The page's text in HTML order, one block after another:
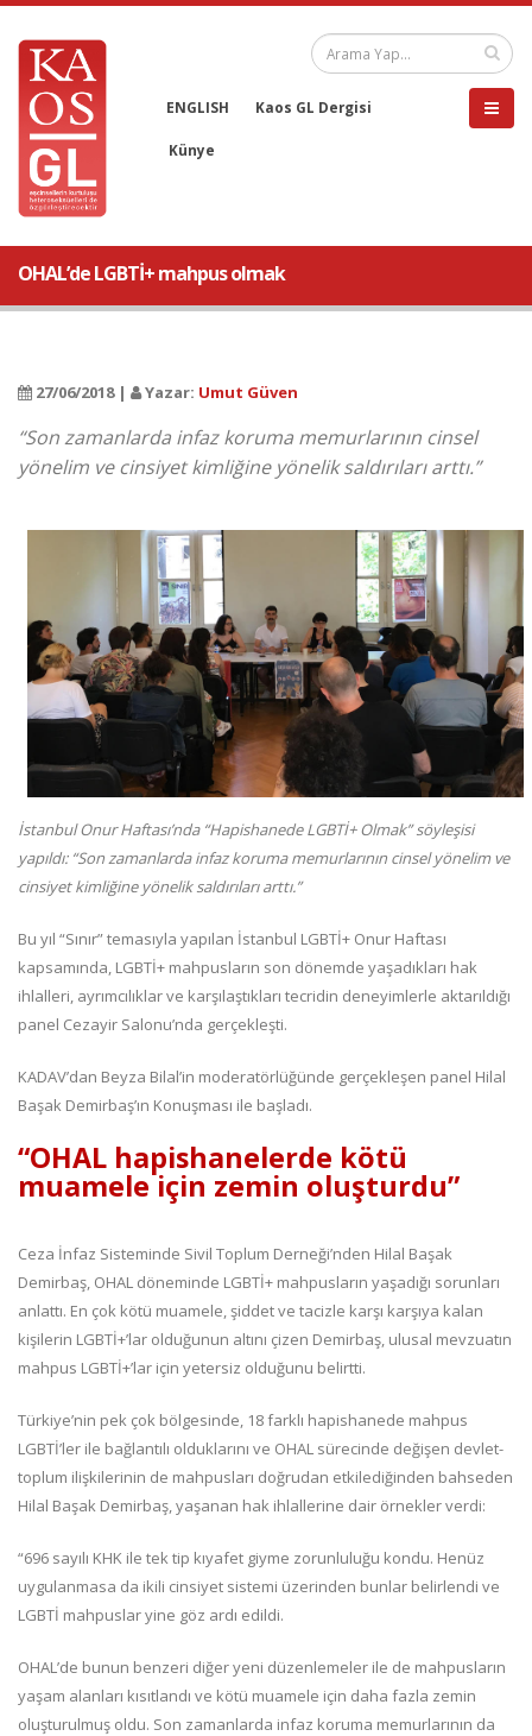
ENGLISH Kaos GL Dergisi
Künye
OHAL’de LGBTİ+ mahpus olmak
27/06/2018 | Yazar: Umut Güven
“Son zamanlarda infaz koruma memurlarının cinsel
yönelim ve cinsiyet kimliğine yönelik saldırıları arttı.”
İstanbul Onur Haftası’nda “Hapishanede LGBTİ+ Olmak” söyleşisi
yapıldı:“Son zamanlarda infaz koruma memurlarının cinsel yönelim ve
cinsiyet kimliğine yönelik saldırıları arttı.”
Bu yıl “Sınır” temasıyla yapılan İstanbul LGBTİ+ Onur Haftası
kapsamında, LGBTİ+ mahpusların son dönemde yaşadıkları hak
ihlalleri, ayrımcılıklar ve karşılaştıkları tecridin deneyimlerle aktarıldığı
panel Cezayir Salonu’nda gerçekleşti.
KADAV’dan Beyza Bilal’in moderatörlüğünde gerçekleşen panel Hilal
Başak Demirbaş’ın Konuşması ile başladı.
“OHAL hapishanelerde kötü
muamele için zemin oluşturdu”
Ceza İnfaz Sisteminde Sivil Toplum Derneği’nden Hilal Başak
Demirbaş, OHAL döneminde LGBTİ+ mahpusların yaşadığı sorunları
anlattı. En çok kötü muamele, şiddet ve tacizle karşı karşıya kalan
kişilerin LGBTİ+’lar olduğunun altını çizen Demirbaş, ulusal mevzuatın
mahpus LGBTİ+’lar için yetersiz olduğunu belirtti.
Türkiye’nin pek çok bölgesinde, 18 farklı hapishanede mahpus
LGBTİ’ler ile bağlantılı olduklarını ve OHAL sürecinde değişen devlet-
toplum ilişkilerinin de mahpusları doğrudan etkilediğinden bahseden
Hilal Başak Demirbaş, yaşanan hak ihlallerine dair örnekler verdi:
“696 sayılı KHK ile tek tip kıyafet giyme zorunluluğu kondu. Henüz
uygulanmasa da ikili cinsiyet sistemi üzerinden bunlar belirlendi ve
LGBTİ mahpuslar yine göz ardı edildi.
OHAL’de bunun benzeri diğer yeni düzenlemeler ile de mahpusların
yaşam alanları kısıtlandı ve kötü muamele için daha fazla zemin
oluşturulmuş oldu. Son zamanlarda infaz koruma memurlarının da